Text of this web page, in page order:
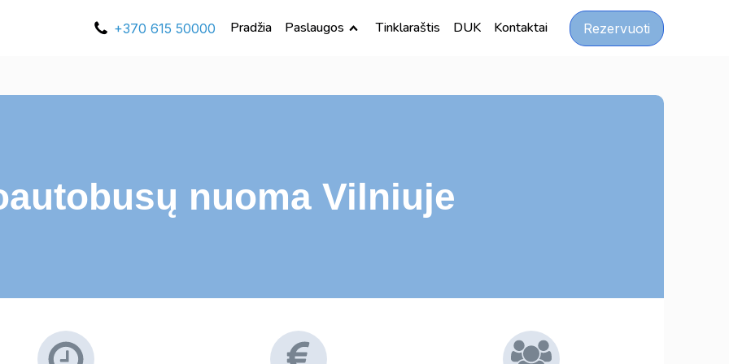
+370 615 50000 Pradžia Paslaugos Tinklaraštis DUK Kontaktai Rezervuoti
nuoma Vilniuje